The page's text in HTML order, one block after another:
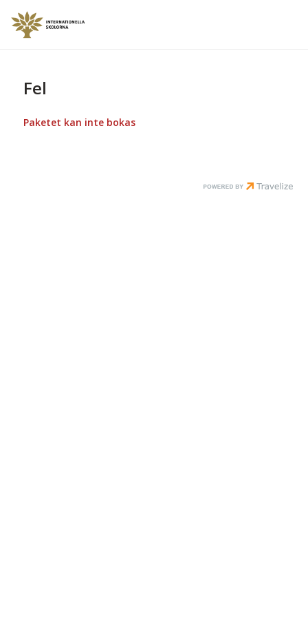
Fel
Paketet kan inte bokas